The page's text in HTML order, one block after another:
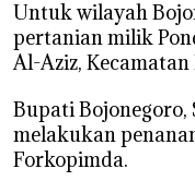
P
e
s
n
t
r
‎Untuk wilayah
pertanian milik
Al-Aziz, Kecamatan
‎Bupati
melakukan
Forkopimda.